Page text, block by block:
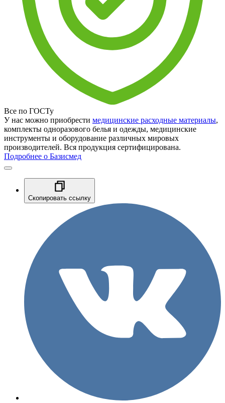
Все по ГОСТу
У нас можно приобрести медицинские расходные материалы,
комплекты одноразового белья и одежды, медицинские
инструменты и оборудование различных мировых
производителей. Вся продукция сертифицирована.
Подробнее о Базисмед
Скопировать ссылку